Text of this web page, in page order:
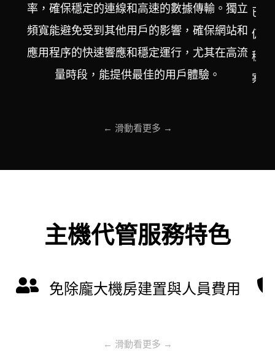
率，確保穩定的連線和高速的數據傳輸。獨立
頻寬能避免受到其他用戶的影響，確保網站和
應用程序的快速響應和穩定運行，尤其在高流
量時段，能提供最佳的用戶體驗。
已
仍
穩
案
← 滑動看更多 →
主機代管服務特色
免除龐大機房建置與人員費用
← 滑動看更多 →